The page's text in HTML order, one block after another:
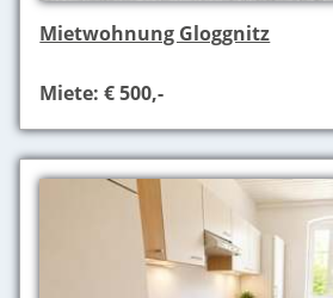
Mietwohnung Gloggnitz
Miete: € 500,-